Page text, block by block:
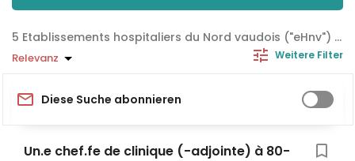
Etablissements hospitaliers du Nord vaudois ("eHnv") Jobs
Relevanz Weitere Filter
Diese Suche abonnieren
Un.e chef.fe de clinique (-adjointe) à 80-